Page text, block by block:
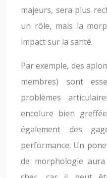
majeurs, sera plus
un rôle, mais la
impact sur la santé.
Par exemple, des
membres) sont
problèmes
encolure bien
également des
performance. Un
de morphologie